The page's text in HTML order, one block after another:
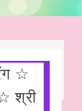
☆
श्री